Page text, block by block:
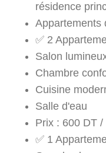
résidence
Appartements
✅ 2
Salon
Chambre
Cuisine
Salle d'eau
Prix : 600 DT /
✅ 1